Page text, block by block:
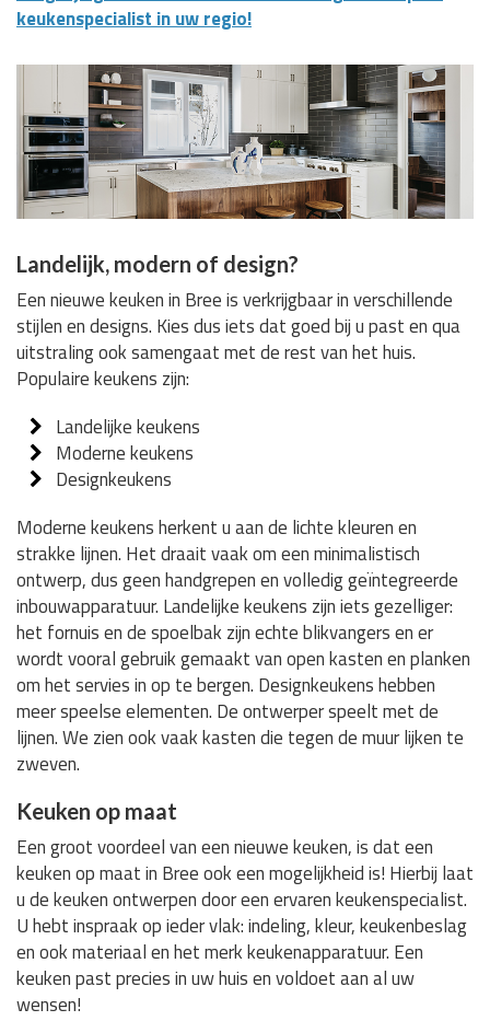
keukenspecialist in uw regio!
Landelijk, modern of design?
Een nieuwe keuken in Bree is verkrijgbaar in verschillende
stijlen en designs. Kies dus iets dat goed bij u past en qua
uitstraling ook samengaat met de rest van het huis.
Populaire keukens zijn:
Landelijke keukens
Moderne keukens
Designkeukens
Moderne keukens herkent u aan de lichte kleuren en
strakke lijnen. Het draait vaak om een minimalistisch
ontwerp, dus geen handgrepen en volledig geïntegreerde
inbouwapparatuur. Landelijke keukens zijn iets gezelliger:
het fornuis en de spoelbak zijn echte blikvangers en er
wordt vooral gebruik gemaakt van open kasten en planken
om het servies in op te bergen. Designkeukens hebben
meer speelse elementen. De ontwerper speelt met de
lijnen. We zien ook vaak kasten die tegen de muur lijken te
zweven.
Keuken op maat
Een groot voordeel van een nieuwe keuken, is dat een
keuken op maat in Bree ook een mogelijkheid is! Hierbij laat
u de keuken ontwerpen door een ervaren keukenspecialist.
U hebt inspraak op ieder vlak: indeling, kleur, keukenbeslag
en ook materiaal en het merk keukenapparatuur. Een
keuken past precies in uw huis en voldoet aan al uw
wensen!